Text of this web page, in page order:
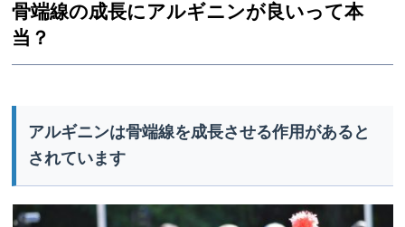
骨端線の成長にアルギニンが良いって本
当？
アルギニンは骨端線を成長させる作用があると
されています